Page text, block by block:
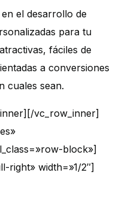
el desarrollo de
para tu
fáciles de
a conversiones
cuales sean.
vc_row_inner]
block»]
right» width=»1/2″]